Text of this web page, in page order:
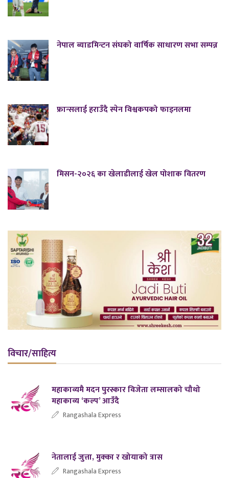
नेपाल ब्याडमिन्टन संघको वार्षिक साधारण सभा सम्पन्न
फ्रान्सलाई हराउँदै स्पेन विश्वकपको फाइनलमा
मिसन-२०२६ का खेलाडीलाई खेल पोशाक वितरण
विचार/साहित्य
महाकाव्यमै मदन पुरस्कार विजेता लम्सालको चौथो
महाकाव्य ‘कल्प’ आउँदै
Rangashala Express
नेतालाई जुत्ता, मुक्का र खोयाको त्रास
Rangashala Express